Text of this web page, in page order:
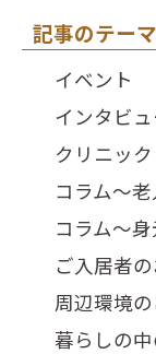
記事のテー
イベント
インタビ
クリニック
コラム～
コラム～
ご入居者
周辺環境
暮らしの